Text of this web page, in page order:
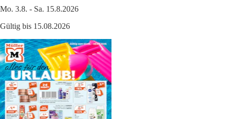
Mo. 3.8. - Sa. 15.8.2026
Gültig bis 15.08.2026